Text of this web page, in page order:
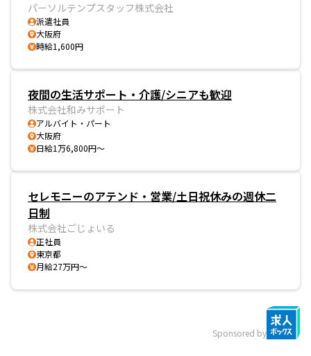
パーソルテンプスタッフ株式会社
派遣社員
大阪府
時給1,600円
夜間の生活サポート・介護/シニアも歓迎
株式会社和みサポート
アルバイト・パート
大阪府
日給1万6,800円～
セレモニーのアテンド・営業/土日祝休みの週休二
日制
株式会社ごじょいる
正社員
東京都
月給27万円～
Sponsored by